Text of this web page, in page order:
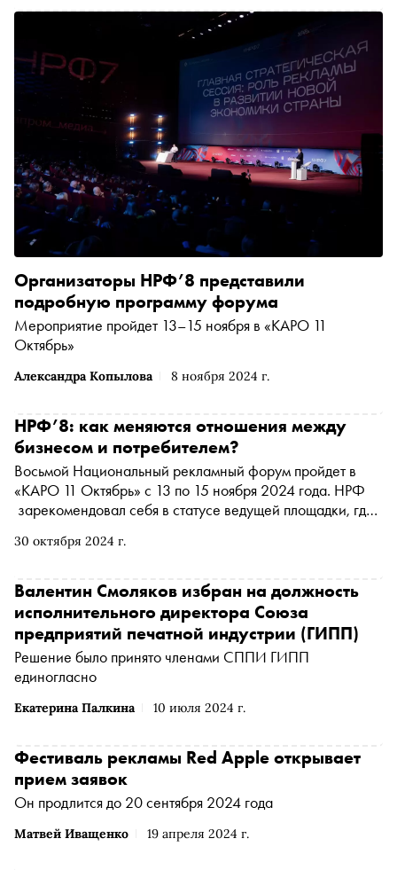
Александра Копылова 8 ноября 2024 г.
Организаторы НРФ’8 представили
подробную программу форума
Мероприятие пройдет 13–15 ноября в «КАРО 11
Октябрь»
30 октября 2024 г.
НРФ’8: как меняются отношения между
бизнесом и потребителем?
Восьмой Национальный рекламный форум пройдет в
«КАРО 11 Октябрь» с 13 по 15 ноября 2024 года. НРФ
зарекомендовал себя в статусе ведущей площадки, где
и общество, а также происходит обмен эффективными
Екатерина Палкина 10 июля 2024 г.
Валентин Смоляков избран на должность
исполнительного директора Союза
предприятий печатной индустрии (ГИПП)
Решение было принято членами СППИ ГИПП
единогласно
Матвей Иващенко 19 апреля 2024 г.
Фестиваль рекламы Red Apple открывает
прием заявок
Он продлится до 20 сентября 2024 года